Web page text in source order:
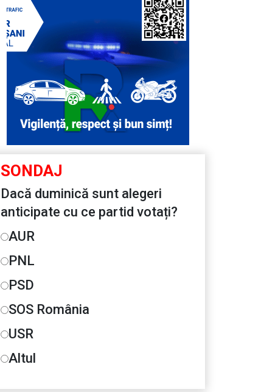
SONDAJ
Dacă duminică sunt alegeri
anticipate cu ce partid votați?
AUR
PNL
PSD
SOS România
USR
Altul